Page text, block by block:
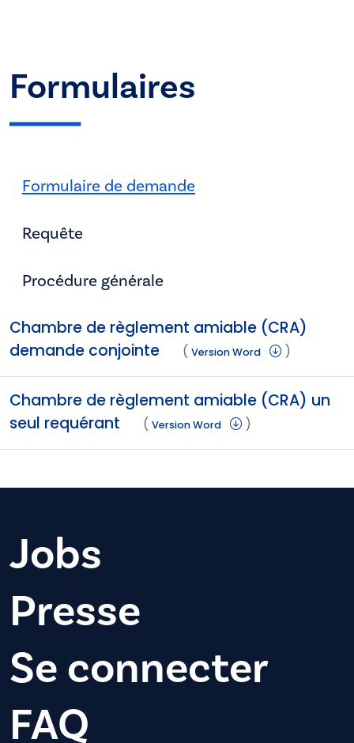
Formulaires
Formulaire de demande
Requête
Procédure générale
Chambre de règlement amiable (CRA)
demande conjointe
( Version Word )
Chambre de règlement amiable (CRA) un
seul requérant
( Version Word )
Jobs
Presse
Se connecter
FAQ